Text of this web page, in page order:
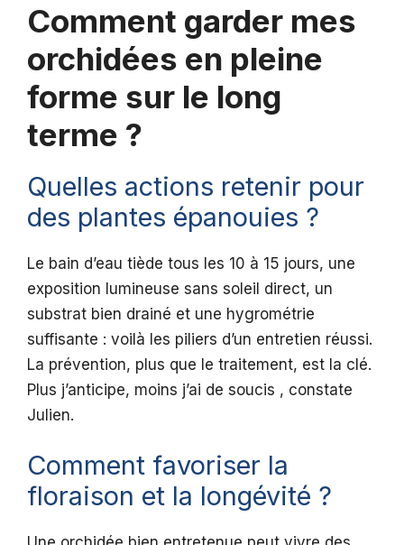
Comment garder mes
orchidées en pleine
forme sur le long
terme ?
Quelles actions retenir pour
des plantes épanouies ?
Le bain d’eau tiède tous les 10 à 15 jours, une
exposition lumineuse sans soleil direct, un
substrat bien drainé et une hygrométrie
suffisante : voilà les piliers d’un entretien réussi.
La prévention, plus que le traitement, est la clé.
Plus j’anticipe, moins j’ai de soucis , constate
Julien.
Comment favoriser la
floraison et la longévité ?